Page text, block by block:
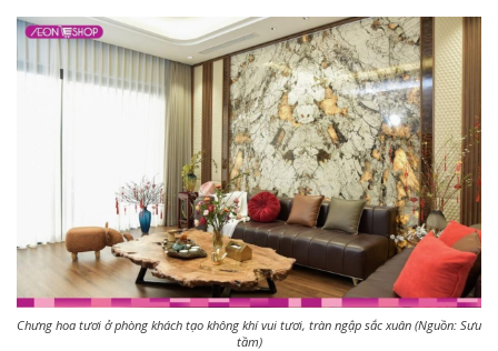
Chưng hoa tươi ở phòng khách tạo không khí vui tươi, tràn ngập sắc xuân (Nguồn: Sưu
tầm)